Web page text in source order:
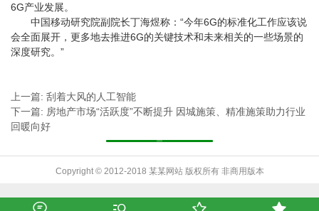
6G产业发展。
中国移动研究院副院长丁海煜称：“今年6G的标准化工作应该说
会全面展开，更多地去推进6G的关键技术和未来相关的一些场景的
深度研究。”
上一篇: 刮着大风的人工智能
下一篇: 房地产市场“活跃度”不断提升 因城施策、精准施策助力行业
回暖向好
Copyright © 2012-2018 某某网站 版权所有 非商用版本